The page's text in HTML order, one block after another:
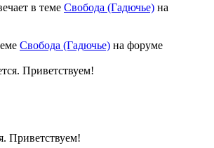
в теме Свобода (Гадючье) на
Свобода (Гадючье) на форуме
Приветствуем!
Приветствуем!